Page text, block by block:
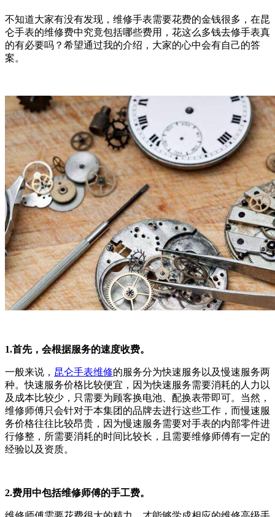
不知道大家有没有发现，维修手表需要花费的金钱很多，在昆
仑手表的维修费中究竟包括哪些费用，花这么多钱去修手表真
的有必要吗？希望通过我的介绍，大家的心中会有自己的答
案。
1.首先，会根据服务的速度收费。
一般来说， 昆仑手表维修的服务分为快速服务以及慢速服务两
种。快速服务价格比较便宜，因为快速服务需要消耗的人力以
及成本比较少，只需要为顾客换电池、配换表带即可。当然，
维修师傅只会针对于本集团的品牌去进行这些工作，而慢速服
务价格往往比较昂贵，因为慢速服务需要对手表的内部零件进
行修整，所需要消耗的时间比较长，且需要维修师傅有一定的
经验以及资质。
2.费用中包括维修师傅的手工费。